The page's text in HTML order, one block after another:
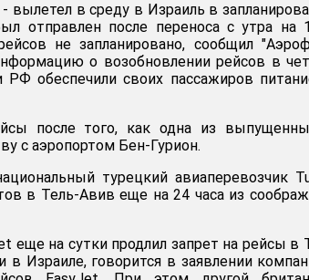
вылетел в среду в Израиль в
отправлен после переноса с утра на
не запланировано, сообщил
о возобновлении рейсов в
обеспечили своих пассажиров
после того, как одна из
с аэропортом Бен-Гурион.
турецкий авиаперевозчик
в Тель-Авив еще на 24 часа из
еще на сутки продлил запрет на рейсы в
в Израиле, говорится в заявлении